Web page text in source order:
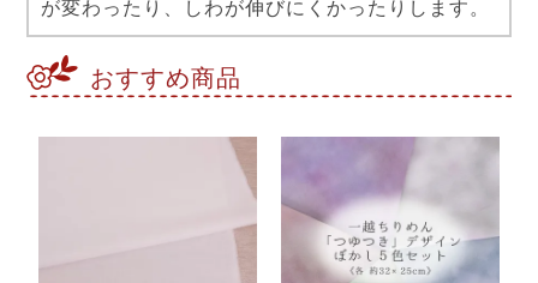
が変わったり、しわが伸びにくかったりします。
おすすめ商品